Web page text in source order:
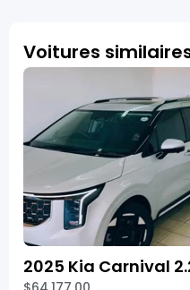
Voitures
2025 Kia Carnival